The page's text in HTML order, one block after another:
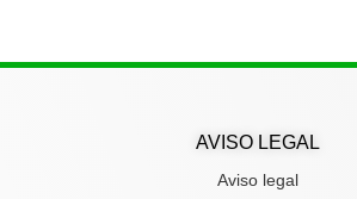
AVISO LEGAL
Aviso legal